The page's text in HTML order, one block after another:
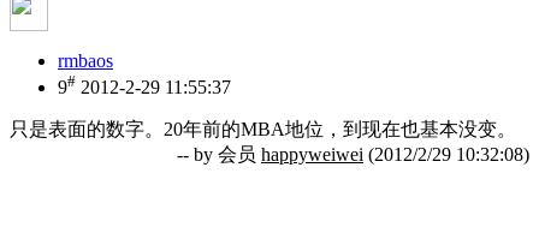
rmbaos
9# 2012-2-29 11:55:37
只是表面的数字。20年前的MBA地位，到现在也基本没变。
-- by 会员 happyweiwei (2012/2/29 10:32:08)